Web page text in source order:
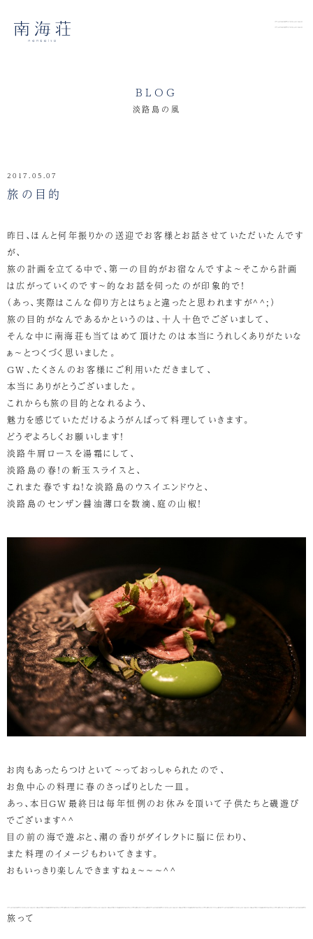
BLOG
淡路島の風
2017.05.07
旅の目的
昨日、ほんと何年振りかの送迎でお客様とお話させていただいたんです
が、
旅の計画を立てる中で、第一の目的がお宿なんですよ～そこから計画
は広がっていくのです～的なお話を伺ったのが印象的で！
（あっ、実際はこんな仰り方とはちょと違ったと思われますが^^;）
旅の目的がなんであるかというのは、十人十色でございまして、
そんな中に南海荘も当てはめて頂けたのは本当にうれしくありがたいな
ぁ～とつくづく思いました。
ＧＷ、たくさんのお客様にご利用いただきまして、
本当にありがとうございました。
これからも旅の目的となれるよう、
魅力を感じていただけるようがんばって料理していきます。
どうぞよろしくお願いします！
淡路牛肩ロースを湯霜にして、
淡路島の春！の新玉スライスと、
これまた春ですね！な淡路島のウスイエンドウと、
淡路島のセンザン醤油薄口を数滴、庭の山椒！
お肉もあったらつけといて～っておっしゃられたので、
お魚中心の料理に春のさっぱりとした一皿。
あっ、本日ＧＷ最終日は毎年恒例のお休みを頂いて子供たちと磯遊び
でございます^^
目の前の海で遊ぶと、潮の香りがダイレクトに脳に伝わり、
また料理のイメージもわいてきます。
おもいっきり楽しんできますねぇ～～～^^
旅って